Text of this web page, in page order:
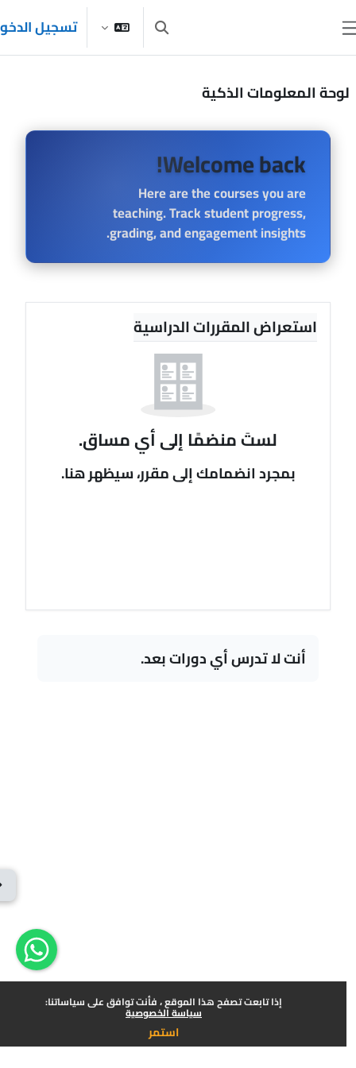
إذا تابعت تصفح هذا الموقع ، فأنت توافق على سياساتنا:
سياسة الخصوصية
استمر
جانبية تبديل إدخال البحث تسجيل الدخول
المعلومات الذكية
Welcome back!
Here are the courses you are
teaching. Track student progress,
grading, and engagement insights.
تجاوز استعراض المقررات الدراسية
استعراض المقررات الدراسية
لستَ منضمًا إلى أي مساق.
بمجرد انضمامك إلى مقرر، سيظهر هنا.
أنت لا تدرس أي دورات بعد.